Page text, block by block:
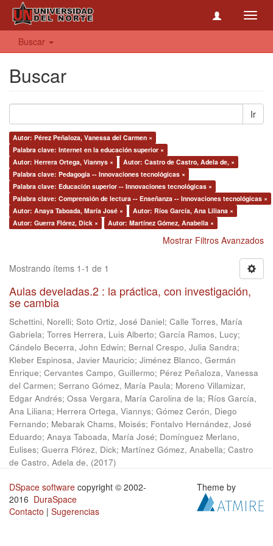
Buscar
Buscar
Ir
Autor: Pérez Peñaloza, Vanessa del Carmen ×
Palabra clave: Internet en la educación superior ×
Autor: Herrera Ortega, Viannys ×
Autor: Castro de Castro, Adela de, ×
Palabra clave: Pedagogía -- Innovaciones tecnológicas ×
Palabra clave: Educación superior -- Innovaciones tecnológicas ×
Palabra clave: Comprensión de lectura -- Enseñanza -- Innovaciones tecnológicas ×
Autor: Anaya Taboada, María José ×
Autor: Ríos García, Ana Liliana ×
Autor: Guerra Flórez, Dick ×
Autor: Martínez Gómez, Anabella ×
Mostrar Filtros Avanzados
Mostrando ítems 1-1 de 1
Aulas develadas.2 : la práctica, con investigación,
se cambia
Schettini, Norelli; Soto Ortiz, José Daniel; Calle Torres, María
Gabriela; Torres Herrera, Luis Alberto; García Ramos, Lucy;
Cándelo Becerra, John Edwin; Bernal Crespo, Julia Sandra;
Kleber Espinosa, Javier Mauricio; Jiménez Blanco, Germán
Enrique; Cervantes Campo, Guillermo; Pérez Peñaloza, Vanessa
del Carmen; Serrano Gómez, María Paula; Moreno Villamizar,
Edgar Andrés; Ossa Vergara, María Carolina de la; Ríos García,
Ana Liliana; Herrera Ortega, Viannys; Gómez Cerón, Diego
Fernando; Mebarak Chams, Moisés; Fontalvo Hernández, José
Eduardo; Anaya Taboada, María José; Domínguez Merlano,
Eulises; Guerra Flórez, Dick; Martínez Gómez, Anabella; Castro
de Castro, Adela de, (2017)
DSpace software copyright © 2002-
2016 DuraSpace
Contacto | Sugerencias
Theme by